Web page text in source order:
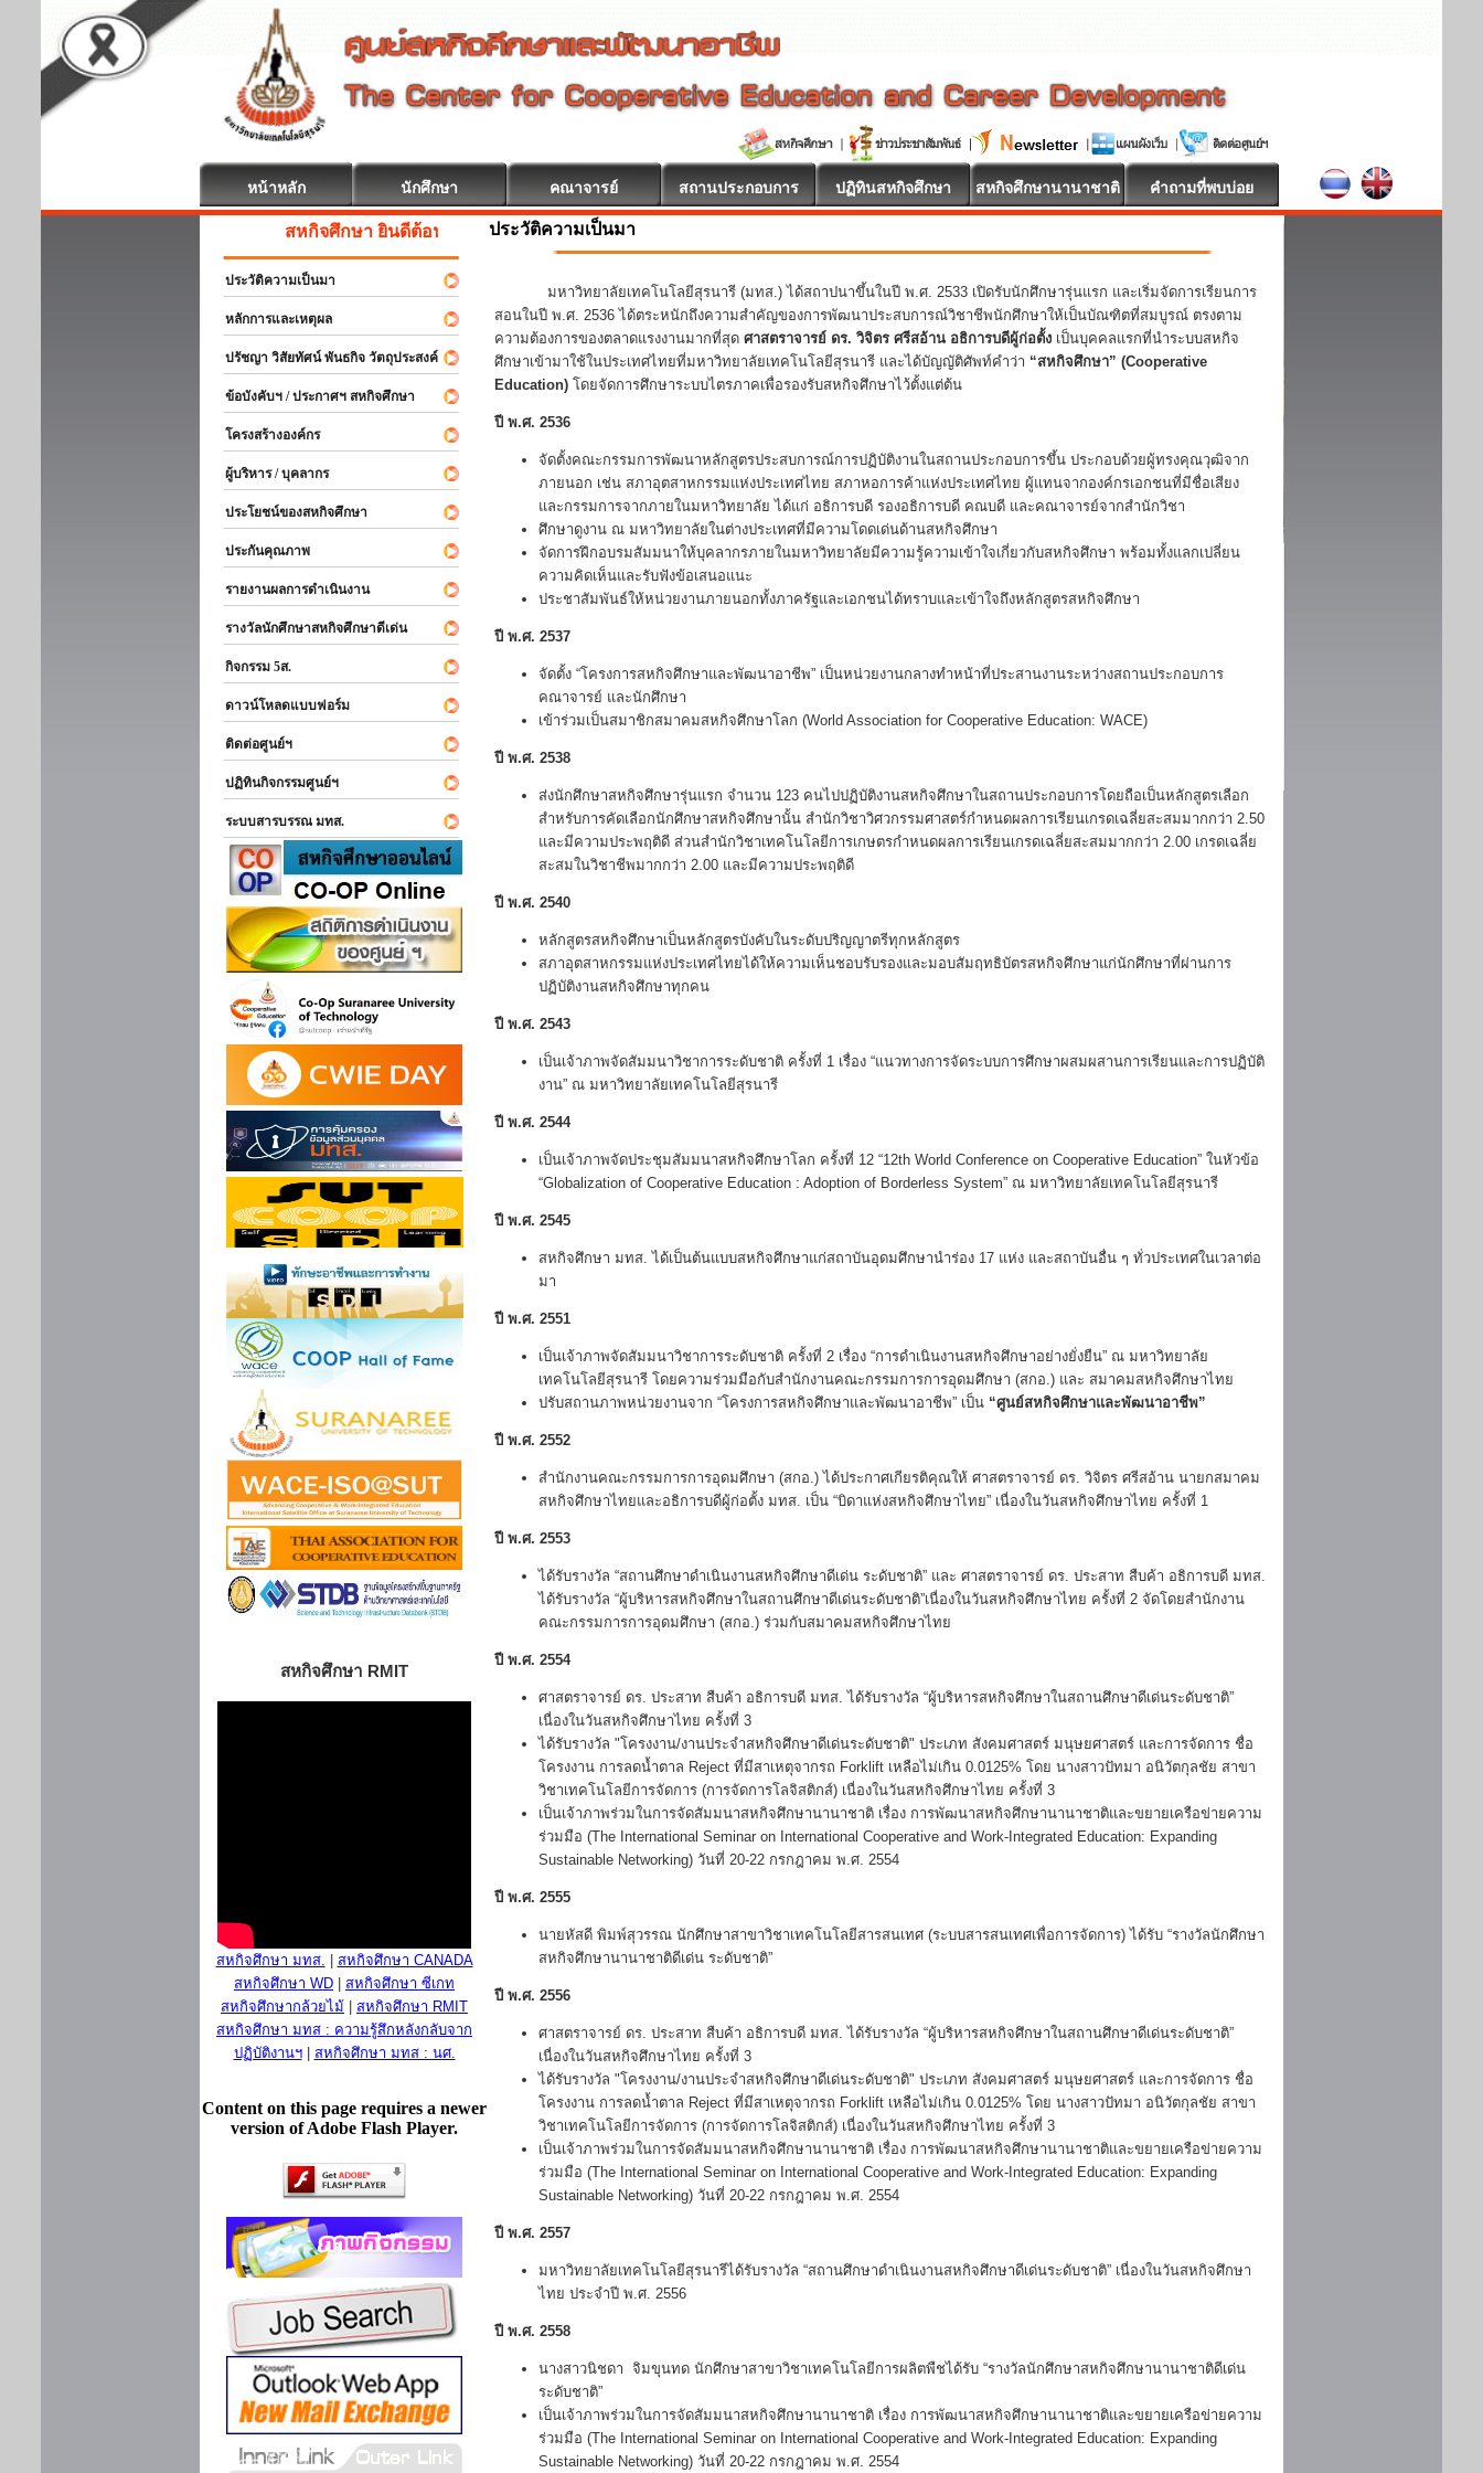
หน้าหลัก นักศึกษา คณาจารย์ สถานประกอบการ ปฏิทินสหกิจศึกษา สหกิจศึกษานานาชาติ คำถามที่พบบ่อย
สหกิจศึกษา ยินดีต้อนรับ
ประวัติความเป็นมา
หลักการและเหตุผล
ปรัชญา วิสัยทัศน์ พันธกิจ วัตถุประสงค์
ข้อบังคับฯ / ประกาศฯ สหกิจศึกษา
โครงสร้างองค์กร
ผู้บริหาร / บุคลากร
ประโยชน์ของสหกิจศึกษา
ประกันคุณภาพ
รายงานผลการดำเนินงาน
รางวัลนักศึกษาสหกิจศึกษาดีเด่น
กิจกรรม 5ส.
ดาวน์โหลดแบบฟอร์ม
ติดต่อศูนย์ฯ
ปฏิทินกิจกรรมศูนย์ฯ
ระบบสารบรรณ มทส.
สหกิจศึกษา RMIT
สหกิจศึกษา มทส.
สหกิจศึกษา CANADA
สหกิจศึกษา WD
สหกิจศึกษา ซีเกท
สหกิจศึกษากล้วยไม้
สหกิจศึกษา RMIT
สหกิจศึกษา มทส : ความรู้สึกหลังกลับจาก
ปฏิบัติงานฯ| สหกิจศึกษา มทส : นศ.
Content on this page requires a newer
version of Adobe Flash Player.
ประวัติความเป็นมา
มหาวิทยาลัยเทคโนโลยีสุรนารี (มทส.) ได้สถาปนาขึ้นในปี พ.ศ. 2533 เปิดรับนักศึกษารุ่นแรก และเริ่มจัดการเรียนการ
สอนในปี พ.ศ. 2536 ได้ตระหนักถึงความสำคัญของการพัฒนาประสบการณ์วิชาชีพนักศึกษาให้เป็นบัณฑิตที่สมบูรณ์ ตรงตาม
ความต้องการของตลาดแรงงานมากที่สุด ศาสตราจารย์ ดร. วิจิตร ศรีสอ้าน อธิการบดีผู้ก่อตั้ง เป็นบุคคลแรกที่นำระบบสหกิจ
ศึกษาเข้ามาใช้ในประเทศไทยที่มหาวิทยาลัยเทคโนโลยีสุรนารี และได้บัญญัติศัพท์คำว่า “สหกิจศึกษา” (Cooperative
Education) โดยจัดการศึกษาระบบไตรภาคเพื่อรองรับสหกิจศึกษาไว้ตั้งแต่ต้น
ปี พ.ศ. 2536
จัดตั้งคณะกรรมการพัฒนาหลักสูตรประสบการณ์การปฏิบัติงานในสถานประกอบการขึ้น ประกอบด้วยผู้ทรงคุณวุฒิจาก
ภายนอก เช่น สภาอุตสาหกรรมแห่งประเทศไทย สภาหอการค้าแห่งประเทศไทย ผู้แทนจากองค์กรเอกชนที่มีชื่อเสียง
และกรรมการจากภายในมหาวิทยาลัย ได้แก่ อธิการบดี รองอธิการบดี คณบดี และคณาจารย์จากสำนักวิชา
ศึกษาดูงาน ณ มหาวิทยาลัยในต่างประเทศที่มีความโดดเด่นด้านสหกิจศึกษา
จัดการฝึกอบรมสัมมนาให้บุคลากรภายในมหาวิทยาลัยมีความรู้ความเข้าใจเกี่ยวกับสหกิจศึกษา พร้อมทั้งแลกเปลี่ยน
ความคิดเห็นและรับฟังข้อเสนอแนะ
ประชาสัมพันธ์ให้หน่วยงานภายนอกทั้งภาครัฐและเอกชนได้ทราบและเข้าใจถึงหลักสูตรสหกิจศึกษา
ปี พ.ศ. 2537
จัดตั้ง “โครงการสหกิจศึกษาและพัฒนาอาชีพ” เป็นหน่วยงานกลางทำหน้าที่ประสานงานระหว่างสถานประกอบการ
คณาจารย์ และนักศึกษา
เข้าร่วมเป็นสมาชิกสมาคมสหกิจศึกษาโลก (World Association for Cooperative Education: WACE)
ปี พ.ศ. 2538
ส่งนักศึกษาสหกิจศึกษารุ่นแรก จำนวน 123 คนไปปฏิบัติงานสหกิจศึกษาในสถานประกอบการโดยถือเป็นหลักสูตรเลือก
สำหรับการคัดเลือกนักศึกษาสหกิจศึกษานั้น สำนักวิชาวิศวกรรมศาสตร์กำหนดผลการเรียนเกรดเฉลี่ยสะสมมากกว่า 2.50
และมีความประพฤติดี ส่วนสำนักวิชาเทคโนโลยีการเกษตรกำหนดผลการเรียนเกรดเฉลี่ยสะสมมากกว่า 2.00 เกรดเฉลี่ย
สะสมในวิชาชีพมากกว่า 2.00 และมีความประพฤติดี
ปี พ.ศ. 2540
หลักสูตรสหกิจศึกษาเป็นหลักสูตรบังคับในระดับปริญญาตรีทุกหลักสูตร
สภาอุตสาหกรรมแห่งประเทศไทยได้ให้ความเห็นชอบรับรองและมอบสัมฤทธิบัตรสหกิจศึกษาแก่นักศึกษาที่ผ่านการ
ปฏิบัติงานสหกิจศึกษาทุกคน
ปี พ.ศ. 2543
เป็นเจ้าภาพจัดสัมมนาวิชาการระดับชาติ ครั้งที่ 1 เรื่อง “แนวทางการจัดระบบการศึกษาผสมผสานการเรียนและการปฏิบัติ
งาน” ณ มหาวิทยาลัยเทคโนโลยีสุรนารี
ปี พ.ศ. 2544
เป็นเจ้าภาพจัดประชุมสัมมนาสหกิจศึกษาโลก ครั้งที่ 12 “12th World Conference on Cooperative Education” ในหัวข้อ
“Globalization of Cooperative Education : Adoption of Borderless System” ณ มหาวิทยาลัยเทคโนโลยีสุรนารี
ปี พ.ศ. 2545
สหกิจศึกษา มทส. ได้เป็นต้นแบบสหกิจศึกษาแก่สถาบันอุดมศึกษานำร่อง 17 แห่ง และสถาบันอื่น ๆ ทั่วประเทศในเวลาต่อ
มา
ปี พ.ศ. 2551
เป็นเจ้าภาพจัดสัมมนาวิชาการระดับชาติ ครั้งที่ 2 เรื่อง “การดำเนินงานสหกิจศึกษาอย่างยั่งยืน” ณ มหาวิทยาลัย
เทคโนโลยีสุรนารี โดยความร่วมมือกับสำนักงานคณะกรรมการการอุดมศึกษา (สกอ.) และ สมาคมสหกิจศึกษาไทย
ปรับสถานภาพหน่วยงานจาก “โครงการสหกิจศึกษาและพัฒนาอาชีพ” เป็น “ศูนย์สหกิจศึกษาและพัฒนาอาชีพ”
ปี พ.ศ. 2552
สำนักงานคณะกรรมการการอุดมศึกษา (สกอ.) ได้ประกาศเกียรติคุณให้ ศาสตราจารย์ ดร. วิจิตร ศรีสอ้าน นายกสมาคม
สหกิจศึกษาไทยและอธิการบดีผู้ก่อตั้ง มทส. เป็น “บิดาแห่งสหกิจศึกษาไทย” เนื่องในวันสหกิจศึกษาไทย ครั้งที่ 1
ปี พ.ศ. 2553
ได้รับรางวัล “สถานศึกษาดำเนินงานสหกิจศึกษาดีเด่น ระดับชาติ” และ ศาสตราจารย์ ดร. ประสาท สืบค้า อธิการบดี มทส.
ได้รับรางวัล “ผู้บริหารสหกิจศึกษาในสถานศึกษาดีเด่นระดับชาติ”เนื่องในวันสหกิจศึกษาไทย ครั้งที่ 2 จัดโดยสำนักงาน
คณะกรรมการการอุดมศึกษา (สกอ.) ร่วมกับสมาคมสหกิจศึกษาไทย
ปี พ.ศ. 2554
ศาสตราจารย์ ดร. ประสาท สืบค้า อธิการบดี มทส. ได้รับรางวัล “ผู้บริหารสหกิจศึกษาในสถานศึกษาดีเด่นระดับชาติ”
เนื่องในวันสหกิจศึกษาไทย ครั้งที่ 3
ได้รับรางวัล "โครงงาน/งานประจำสหกิจศึกษาดีเด่นระดับชาติ" ประเภท สังคมศาสตร์ มนุษยศาสตร์ และการจัดการ ชื่อ
โครงงาน การลดน้ำตาล Reject ที่มีสาเหตุจากรถ Forklift เหลือไม่เกิน 0.0125% โดย นางสาวปัทมา อนิวัตกุลชัย สาขา
วิชาเทคโนโลยีการจัดการ (การจัดการโลจิสติกส์) เนื่องในวันสหกิจศึกษาไทย ครั้งที่ 3
เป็นเจ้าภาพร่วมในการจัดสัมมนาสหกิจศึกษานานาชาติ เรื่อง การพัฒนาสหกิจศึกษานานาชาติและขยายเครือข่ายความ
ร่วมมือ (The International Seminar on International Cooperative and Work-Integrated Education: Expanding
Sustainable Networking) วันที่ 20-22 กรกฎาคม พ.ศ. 2554
ปี พ.ศ. 2555
นายหัสดี พิมพ์สุวรรณ นักศึกษาสาขาวิชาเทคโนโลยีสารสนเทศ (ระบบสารสนเทศเพื่อการจัดการ) ได้รับ “รางวัลนักศึกษา
สหกิจศึกษานานาชาติดีเด่น ระดับชาติ”
ปี พ.ศ. 2556
ศาสตราจารย์ ดร. ประสาท สืบค้า อธิการบดี มทส. ได้รับรางวัล “ผู้บริหารสหกิจศึกษาในสถานศึกษาดีเด่นระดับชาติ”
เนื่องในวันสหกิจศึกษาไทย ครั้งที่ 3
ได้รับรางวัล "โครงงาน/งานประจำสหกิจศึกษาดีเด่นระดับชาติ" ประเภท สังคมศาสตร์ มนุษยศาสตร์ และการจัดการ ชื่อ
โครงงาน การลดน้ำตาล Reject ที่มีสาเหตุจากรถ Forklift เหลือไม่เกิน 0.0125% โดย นางสาวปัทมา อนิวัตกุลชัย สาขา
วิชาเทคโนโลยีการจัดการ (การจัดการโลจิสติกส์) เนื่องในวันสหกิจศึกษาไทย ครั้งที่ 3
เป็นเจ้าภาพร่วมในการจัดสัมมนาสหกิจศึกษานานาชาติ เรื่อง การพัฒนาสหกิจศึกษานานาชาติและขยายเครือข่ายความ
ร่วมมือ (The International Seminar on International Cooperative and Work-Integrated Education: Expanding
Sustainable Networking) วันที่ 20-22 กรกฎาคม พ.ศ. 2554
ปี พ.ศ. 2557
มหาวิทยาลัยเทคโนโลยีสุรนารีได้รับรางวัล “สถานศึกษาดำเนินงานสหกิจศึกษาดีเด่นระดับชาติ” เนื่องในวันสหกิจศึกษา
ไทย ประจำปี พ.ศ. 2556
ปี พ.ศ. 2558
นางสาวนิชดา จิมขุนทด นักศึกษาสาขาวิชาเทคโนโลยีการผลิตพืชได้รับ “รางวัลนักศึกษาสหกิจศึกษานานาชาติดีเด่น
ระดับชาติ”
เป็นเจ้าภาพร่วมในการจัดสัมมนาสหกิจศึกษานานาชาติ เรื่อง การพัฒนาสหกิจศึกษานานาชาติและขยายเครือข่ายความ
ร่วมมือ (The International Seminar on International Cooperative and Work-Integrated Education: Expanding
Sustainable Networking) วันที่ 20-22 กรกฎาคม พ.ศ. 2554